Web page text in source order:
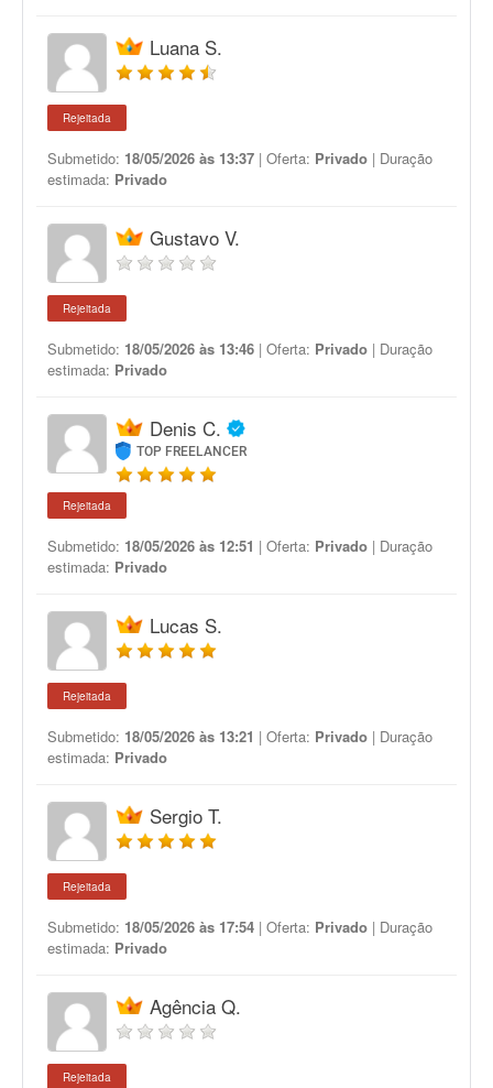
Luana S.
Rejeitada
Submetido: 18/05/2026 às 13:37 | Oferta: Privado | Duração
estimada: Privado
Gustavo V.
Rejeitada
Submetido: 18/05/2026 às 13:46 | Oferta: Privado | Duração
estimada: Privado
Denis C.
TOP FREELANCER
Rejeitada
Submetido: 18/05/2026 às 12:51 | Oferta: Privado | Duração
estimada: Privado
Lucas S.
Rejeitada
Submetido: 18/05/2026 às 13:21 | Oferta: Privado | Duração
estimada: Privado
Sergio T.
Rejeitada
Submetido: 18/05/2026 às 17:54 | Oferta: Privado | Duração
estimada: Privado
Agência Q.
Rejeitada